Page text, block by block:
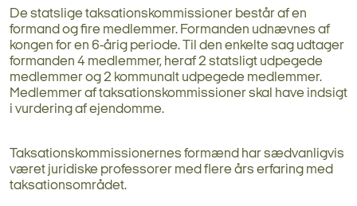
De statslige taksationskommissioner består af en
formand og fire medlemmer. Formanden udnævnes af
kongen for en 6-årig periode. Til den enkelte sag udtager
formanden 4 medlemmer, heraf 2 statsligt udpegede
medlemmer og 2 kommunalt udpegede medlemmer.
Medlemmer af taksationskommissioner skal have indsigt
i vurdering af ejendomme.
Taksationskommissionernes formænd har sædvanligvis
været juridiske professorer med flere års erfaring med
taksationsområdet.